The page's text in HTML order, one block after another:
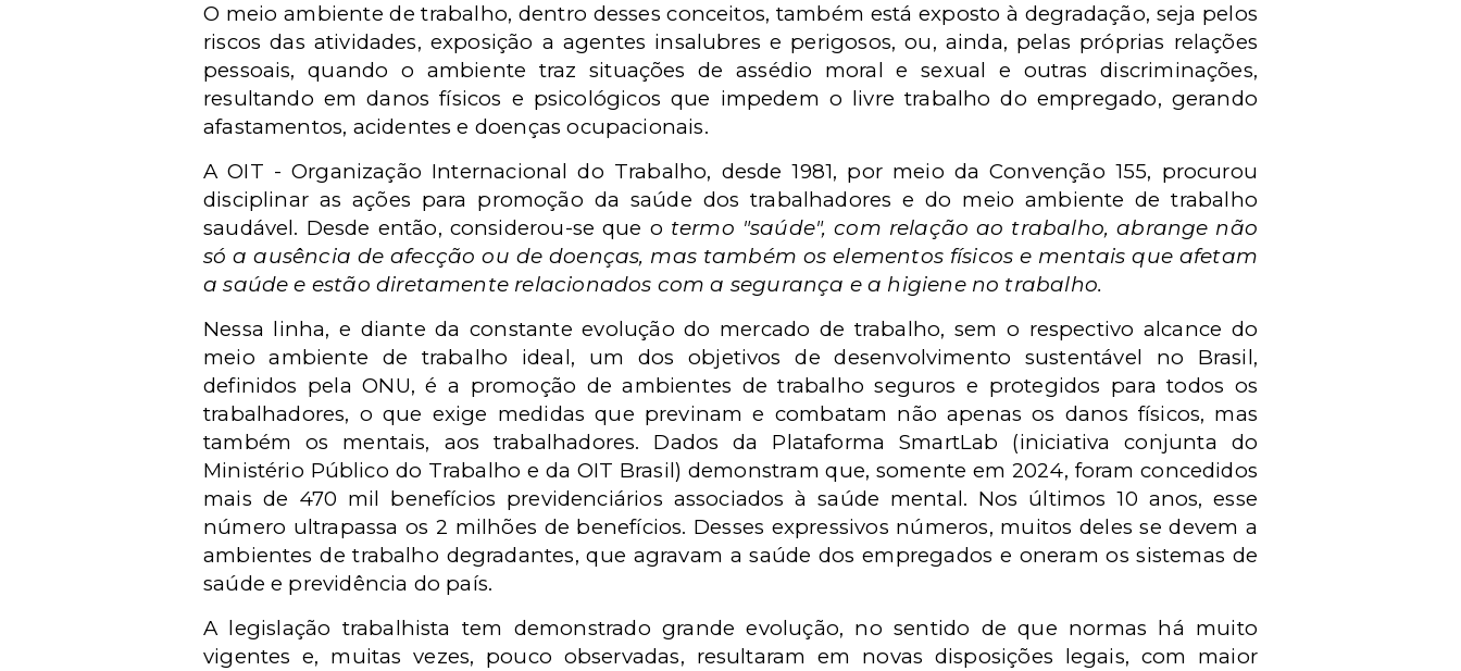
O meio ambiente de trabalho, dentro desses conceitos, também está exposto à degradação, seja pelos
riscos das atividades, exposição a agentes insalubres e perigosos, ou, ainda, pelas próprias relações
pessoais, quando o ambiente traz situações de assédio moral e sexual e outras discriminações,
resultando em danos físicos e psicológicos que impedem o livre trabalho do empregado, gerando
afastamentos, acidentes e doenças ocupacionais.
AOIT - Organização Internacional do Trabalho, desde 1981, por meio da Convenção 155, procurou
disciplinar as ações para promoção da saúde dos trabalhadores e do meio ambiente de trabalho
saudável. Desde então, considerou-se que o termo "saúde", com relação ao trabalho, abrange não
só a ausência de afecção ou de doenças, mas também os elementos físicos e mentais que afetam
a saúde e estão diretamente relacionados com a segurança e a higiene no trabalho.
Nessa linha, e diante da constante evolução do mercado de trabalho, sem o respectivo alcance do
meio ambiente de trabalho ideal, um dos objetivos de desenvolvimento sustentável no Brasil,
definidos pela ONU, é a promoção de ambientes de trabalho seguros e protegidos para todos os
trabalhadores, o que exige medidas que previnam e combatam não apenas os danos físicos, mas
também os mentais, aos trabalhadores. Dados da Plataforma SmartLab (iniciativa conjunta do
Ministério Público do Trabalho e da OIT Brasil) demonstram que, somente em 2024, foram concedidos
mais de 470 mil benefícios previdenciários associados à saúde mental. Nos últimos 10 anos, esse
número ultrapassa os 2 milhões de benefícios. Desses expressivos números, muitos deles se devem a
ambientes de trabalho degradantes, que agravam a saúde dos empregados e oneram os sistemas de
saúde e previdência do país.
A legislação trabalhista tem demonstrado grande evolução, no sentido de que normas há muito
vigentes e, muitas vezes, pouco observadas, resultaram em novas disposições legais, com maior